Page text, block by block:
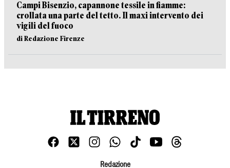
Campi Bisenzio, capannone tessile in fiamme:
crollata una parte del tetto. Il maxi intervento dei
vigili del fuoco
di Redazione Firenze
Redazione